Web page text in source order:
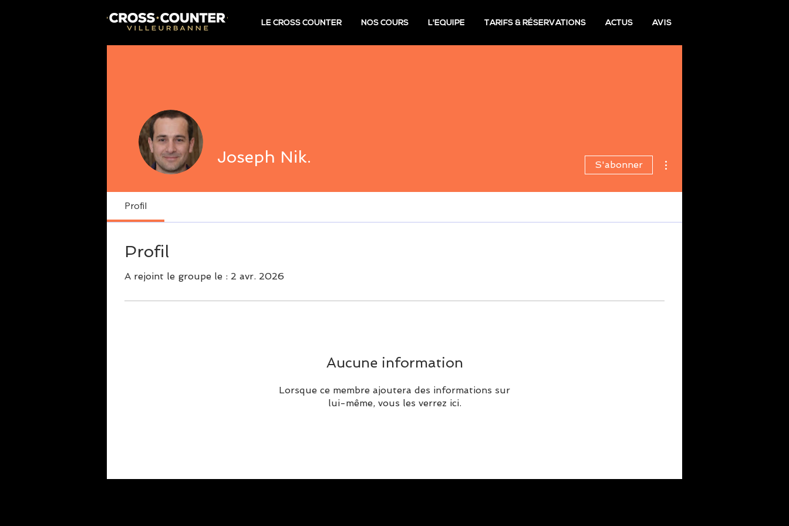
LE CROSS COUNTER NOS COURS L'EQUIPE TARIFS & RÉSERVATIONS ACTUS AVIS
Joseph Nik. S'abonner
Profil
Profil
A rejoint le groupe le : 2 avr. 2026
Aucune information
Lorsque ce membre ajoutera des informations sur
lui-même, vous les verrez ici.